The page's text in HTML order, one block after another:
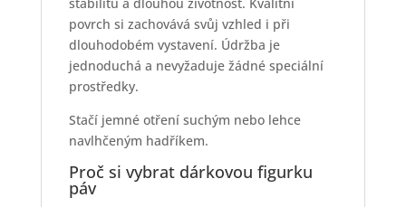
stabilitu a dlouhou životnost. Kvalitní
povrch si zachovává svůj vzhled i při
dlouhodobém vystavení. Údržba je
jednoduchá a nevyžaduje žádné speciální
prostředky.
Stačí jemné otření suchým nebo lehce
navlhčeným hadříkem.
Proč si vybrat dárkovou figurku
páv